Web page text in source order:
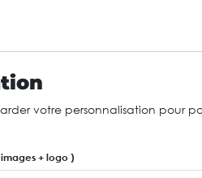
votre personnalisation pour
+ logo )